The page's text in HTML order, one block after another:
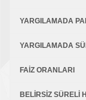
YARGILAMADA
YARGILAMADA
FAİZ ORANLARI
BELİRSİZ SÜRELİ